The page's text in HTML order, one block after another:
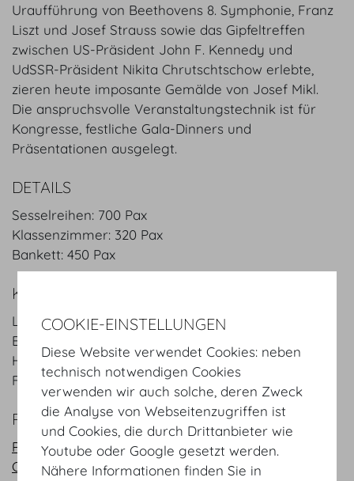
Uraufführung von Beethovens 8. Symphonie, Franz
Liszt und Josef Strauss sowie das Gipfeltreffen
zwischen US-Präsident John F. Kennedy und
UdSSR-Präsident Nikita Chrutschtschow erlebte,
zieren heute imposante Gemälde von Josef Mikl.
Die anspruchsvolle Veranstaltungstechnik ist für
Kongresse, festliche Gala-Dinners und
Präsentationen ausgelegt.
DETAILS
Sesselreihen: 700 Pax
Klassenzimmer: 320 Pax
Bankett: 450 Pax
KEYFACTS
Länge40 m/ft
Breite
Höhe16 m /ft
Fläche680 m² /sqft
PLÄNE
PDF
CAD
COOKIE-EINSTELLUNGEN
Diese Website verwendet Cookies: neben
technisch notwendigen Cookies
verwenden wir auch solche, deren Zweck
die Analyse von Webseitenzugriffen ist
und Cookies, die durch Drittanbieter wie
Youtube oder Google gesetzt werden.
Nähere Informationen finden Sie in